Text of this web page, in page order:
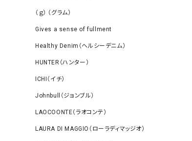
（ｇ） （グラム）
Gives a sense of fullment
Healthy Denim（ヘルシーデニム）
HUNTER（ハンター）
ICHI（イチ）
Johnbull（ジョンブル）
LAOCOONTE（ラオコンテ）
LAURA DI MAGGIO（ローラディマッジオ）